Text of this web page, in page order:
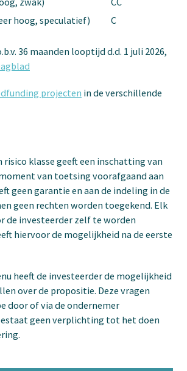
hoog, speculatief)
C
36 maanden looptijd d.d. 1 juli 2026,
projecten in de verschillende
risico klasse geeft een inschatting van
van toetsing voorafgaand aan
geen garantie en aan de indeling in de
geen rechten worden toegekend. Elk
de investeerder zelf te worden
hiervoor de mogelijkheid na de eerste
heeft de investeerder de mogelijkheid
over de propositie. Deze vragen
door of via de ondernemer
geen verplichting tot het doen